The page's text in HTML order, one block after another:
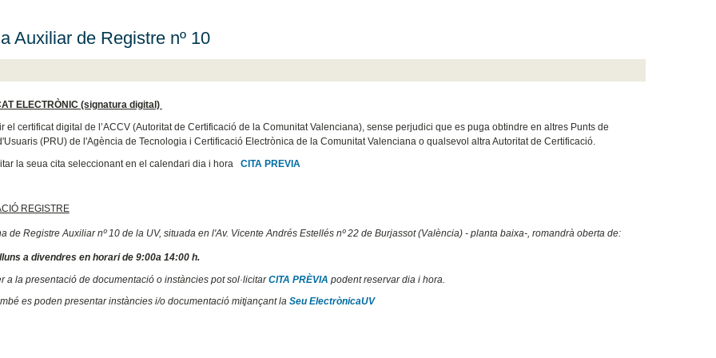
Auxiliar de Registre nº 10
ELECTRÒNIC (signatura digital)
el certificat digital de l’ACCV (Autoritat de Certificació de la Comunitat Valenciana), sense perjudici que es puga obtindre en altres Punts de
(PRU) de l'Agència de Tecnologia i Certificació Electrònica de la Comunitat Valenciana o qualsevol altra Autoritat de Certificació.
la seua cita seleccionant en el calendari dia i hora CITA PREVIA
REGISTRE
de Registre Auxiliar nº 10 de la UV, situada en l'Av. Vicente Andrés Estellés nº 22 de Burjassot (València) - planta baixa-, romandrà oberta de:
a divendres en horari de 9:00a 14:00 h.
a la presentació de documentació o instàncies pot sol·licitar CITA PRÈVIA podent reservar dia i hora.
es poden presentar instàncies i/o documentació mitjançant la Seu ElectrònicaUV